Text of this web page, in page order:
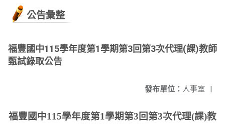
公告彙整
福豐國中115學年度第1學期第3回第3次代理(課)教師
甄試錄取公告
發布單位： 人事室 |
福豐國中115學年度第1學期第3 回第3次代理(課)教